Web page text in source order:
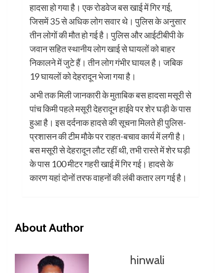
हादसा हो गया है। एक रोडवेज बस खाई में गिर गई,
जिसमें 35 से अधिक लोग सवार थे। पुलिस के अनुसार
तीन लोगों की मौत हो गई है। पुलिस और आईटीबीपी के
जवान सहित स्थानीय लोग खाई से घायलों को बाहर
निकालने में जुटे हैं। तीन लोग गंभीर घायल है। जबिक
19 घायलों को देहरादून भेजा गया है।
अभी तक मिली जानकारी के मुताबिक बस हादसा मसूरी से
पांच किमी पहले मसूरी देहरादून हाईवे पर शेर घड़ी के पास
हुआ है। इस दर्दनाक हादसे की सूचना मिलते ही पुलिस-
प्रशासन की टीम मौके पर राहत-बचाव कार्य में लगी है।
बस मसूरी से देहरादून लौट रहीं थी, तभी रास्ते में शेर घड़ी
के पास 100 मीटर गहरी खाई में गिर गई। हादसे के
कारण यहां दोनों तरफ वाहनों की लंबी कतार लग गई है।
About Author
hinwali